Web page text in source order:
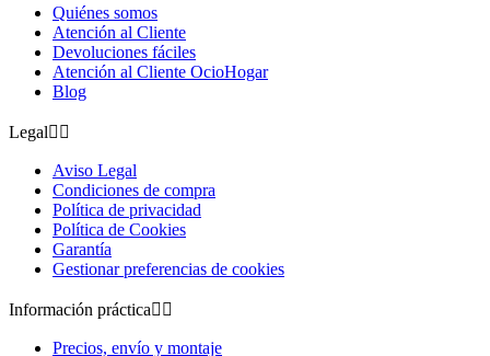
Quiénes somos
Atención al Cliente
Devoluciones fáciles
Atención al Cliente OcioHogar
Blog
Legal 
Aviso Legal
Condiciones de compra
Política de privacidad
Política de Cookies
Garantía
Gestionar preferencias de cookies
Información práctica 
Precios, envío y montaje